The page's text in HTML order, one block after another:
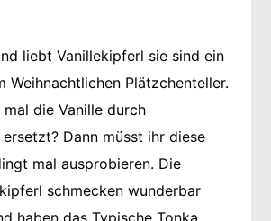
liebt Vanillekipferl sie sind ein
Weihnachtlichen Plätzchenteller.
die Vanille durch
Dann müsst ihr diese
mal ausprobieren. Die
schmecken wunderbar